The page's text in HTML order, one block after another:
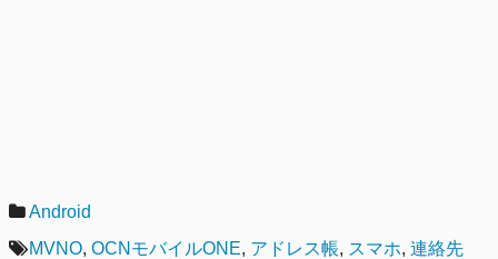
カ
テ
Android
タ
MVNO, OCNモバイルONE, アドレス帳, スマホ, 連絡先